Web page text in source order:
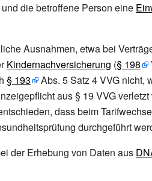
die betroffene Person eine
Ausnahmen, etwa bei
Kindernachversicherung (§ 198
§ 193
Abs. 5 Satz 4 VVG nicht,
aus § 19 VVG verletzt
dass beim
durchgeführt
der Erhebung von Daten aus